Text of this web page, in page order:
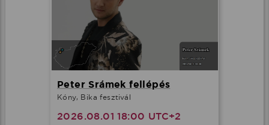
Peter Srámek fellépés
Kóny, Bika fesztivál
2026.08.01 18:00 UTC+2